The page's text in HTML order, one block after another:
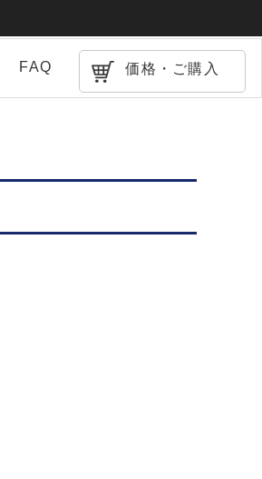
FAQ 価格・ご購入